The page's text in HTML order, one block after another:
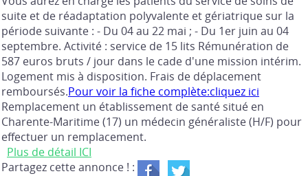
suite et de réadaptation polyvalente et gériatrique sur la
période suivante : - Du 04 au 22 mai ; - Du 1er juin au 04
septembre. Activité : service de 15 lits Rémunération de
587 euros bruts / jour dans le cade d'une mission intérim.
Logement mis à disposition. Frais de déplacement
remboursés.Pour voir la fiche complète:cliquez ici
Remplacement un établissement de santé situé en
Charente-Maritime (17) un médecin généraliste (H/F) pour
effectuer un remplacement.
Plus de détail ICI
Partagez cette annonce ! :